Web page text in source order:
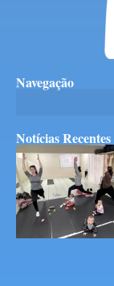
Navegação
Notícias Recentes